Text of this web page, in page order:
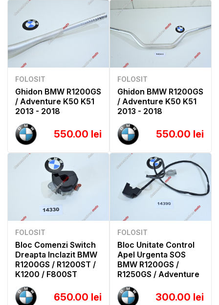
FOLOSIT
Ghidon BMW R1200GS
/ Adventure K50 K51
2013 - 2018
550.00 lei
FOLOSIT
Ghidon BMW R1200GS
/ Adventure K50 K51
2013 - 2018
550.00 lei
FOLOSIT
Bloc Comenzi Switch
Dreapta Inclazit BMW
R1200GS / R1200ST /
K1200 / F800ST
650.00 lei
FOLOSIT
Bloc Unitate Control
Apel Urgenta SOS
BMW R1200GS /
R1250GS / Adventure
300.00 lei